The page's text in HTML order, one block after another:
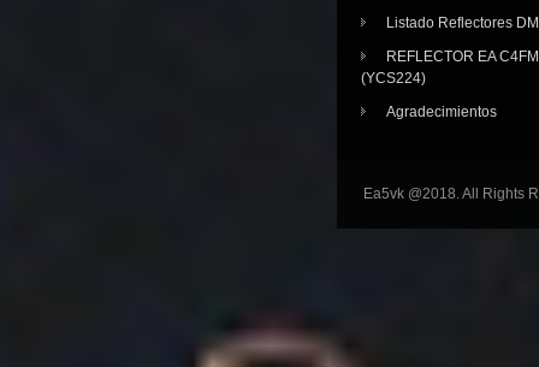
Listado Reflectores
REFLECTOR EA
(YCS224)
Agradecimientos
Ea5vk @2018. All Rights